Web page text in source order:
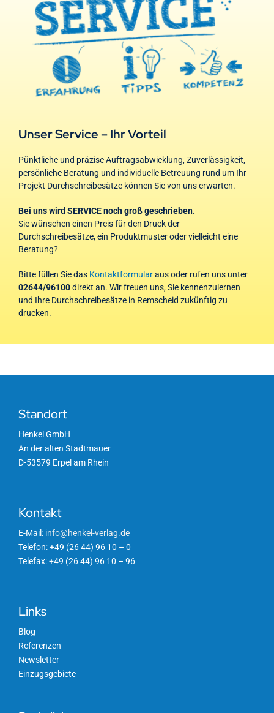
Unser Service – Ihr Vorteil
Pünktliche und präzise Auftragsabwicklung, Zuverlässigkeit,
persönliche Beratung und individuelle Betreuung rund um Ihr
Projekt Durchschreibesätze können Sie von uns erwarten.
Bei uns wird SERVICE noch groß geschrieben.
Sie wünschen einen Preis für den Druck der
Durchschreibesätze, ein Produktmuster oder vielleicht eine
Beratung?
Bitte füllen Sie das Kontaktformularaus oder rufen uns unter
02644/96100direkt an. Wir freuen uns, Sie kennenzulernen
und Ihre Durchschreibesätze in Remscheid zukünftig zu
drucken.
Standort
Henkel GmbH
An der alten Stadtmauer
D-53579 Erpel am Rhein
Kontakt
E-Mail: info@henkel-verlag.de
Telefon: +49 (26 44) 96 10 – 0
Telefax: +49 (26 44) 96 10 – 96
Links
Blog
Referenzen
Newsletter
Einzugsgebiete